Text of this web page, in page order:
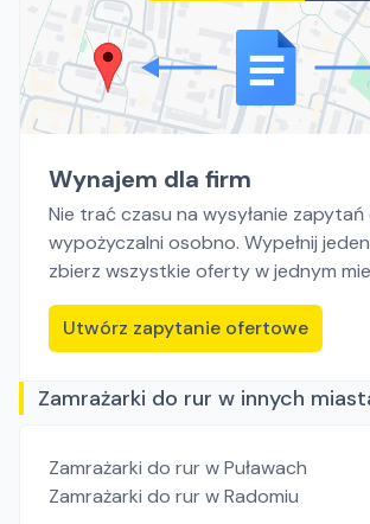
Wynajem dla firm
Nie trać czasu na wysyłanie zapytań
wypożyczalni osobno. Wypełnij
zbierz wszystkie oferty w jednym
Utwórz zapytanie ofertowe
Zamrażarki do rur w innych
Zamrażarki do rurw Puławach
Zamrażarki do rurw Radomiu